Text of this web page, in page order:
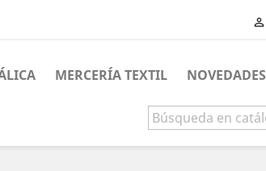

MERCERÍA TEXTIL NOVEDADES